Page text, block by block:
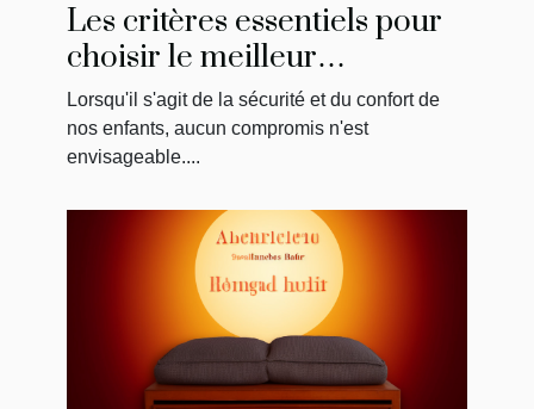
Les critères essentiels pour
choisir le meilleur
réhausseur de chaise pour
votre enfant
Lorsqu'il s'agit de la sécurité et du confort de
nos enfants, aucun compromis n'est
envisageable....